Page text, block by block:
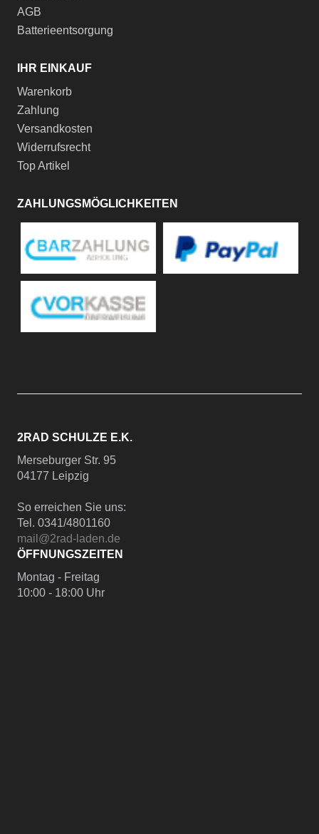
AGB
Batterieentsorgung
IHR EINKAUF
Warenkorb
Zahlung
Versandkosten
Widerrufsrecht
Top Artikel
ZAHLUNGSMÖGLICHKEITEN
2RAD SCHULZE E.K.
Merseburger Str. 95
04177 Leipzig
So erreichen Sie uns:
Tel. 0341/4801160
mail@2rad-laden.de
ÖFFNUNGSZEITEN
Montag - Freitag
10:00 - 18:00 Uhr